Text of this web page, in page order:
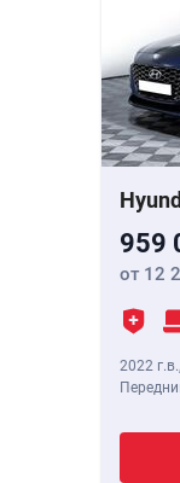
959
от 12
2022 г.в.,